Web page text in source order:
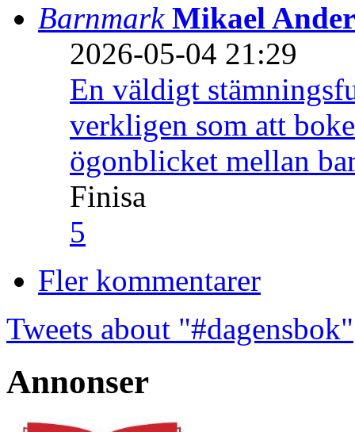
Barnmark Mikael
2026-05-04 21:29
En väldigt
verkligen som att
ögonblicket mellan
Finisa
5
Fler kommentarer
Tweets about "#dagensbok"
Annonser